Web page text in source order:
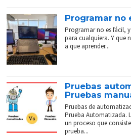
Programar no
Programar no es fácil,
para cualquiera. Y que
a que aprender...
Pruebas
Pruebas
Pruebas de
Prueba Automatizada.
un proceso que
prueba...